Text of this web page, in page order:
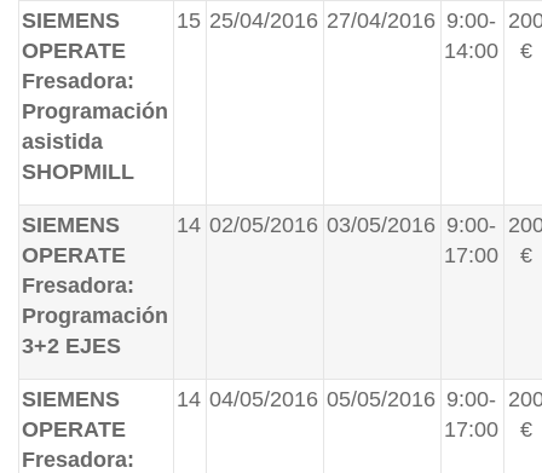
SIEMENS
OPERATE
Fresadora:
Programación
asistida
SHOPMILL
15 25/04/2016 27/04/2016 9:00-
14:00
€
SIEMENS
OPERATE
Fresadora:
Programación
3+2 EJES
14 02/05/2016 03/05/2016 9:00-
17:00
€
SIEMENS
OPERATE
Fresadora:
14 04/05/2016 05/05/2016 9:00-
17:00
€